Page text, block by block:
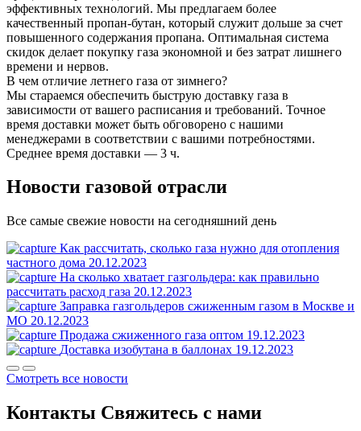
эффективных технологий. Мы предлагаем более
качественный пропан-бутан, который служит дольше за счет
повышенного содержания пропана. Оптимальная система
скидок делает покупку газа экономной и без затрат лишнего
времени и нервов.
В чем отличие летнего газа от зимнего?
Мы стараемся обеспечить быструю доставку газа в
зависимости от вашего расписания и требований. Точное
время доставки может быть обговорено с нашими
менеджерами в соответствии с вашими потребностями.
Среднее время доставки — 3 ч.
Новости газовой отрасли
Все самые свежие новости на сегодняшний день
Как рассчитать, сколько газа нужно для отопления
частного дома 20.12.2023
На сколько хватает газгольдера: как правильно
рассчитать расход газа 20.12.2023
Заправка газгольдеров сжиженным газом в Москве и
МО 20.12.2023
Продажа сжиженного газа оптом 19.12.2023
Доставка изобутана в баллонах 19.12.2023
Смотреть все новости
Контакты Свяжитесь с нами